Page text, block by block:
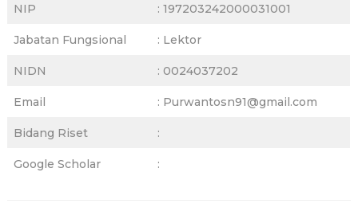
NIP : 197203242000031001
Jabatan Fungsional : Lektor
NIDN : 0024037202
Email : Purwantosn91@gmail.com
Bidang Riset :
Google Scholar :